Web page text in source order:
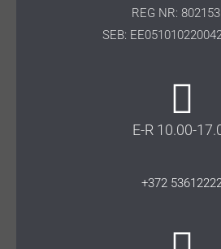
REG NR:
SEB:
E-R 10.00-
+372